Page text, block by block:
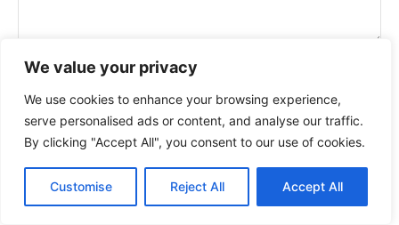
We value your privacy
We use cookies to enhance your browsing experience,
serve personalised ads or content, and analyse our traffic.
By clicking "Accept All", you consent to our use of cookies.
Customise Reject All Accept All